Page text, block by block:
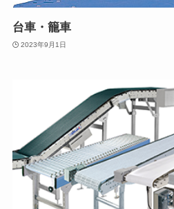
台車・籠車
2023年9月1日